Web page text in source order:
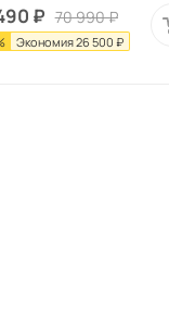
₽ 70 990₽
Экономия26 500 ₽